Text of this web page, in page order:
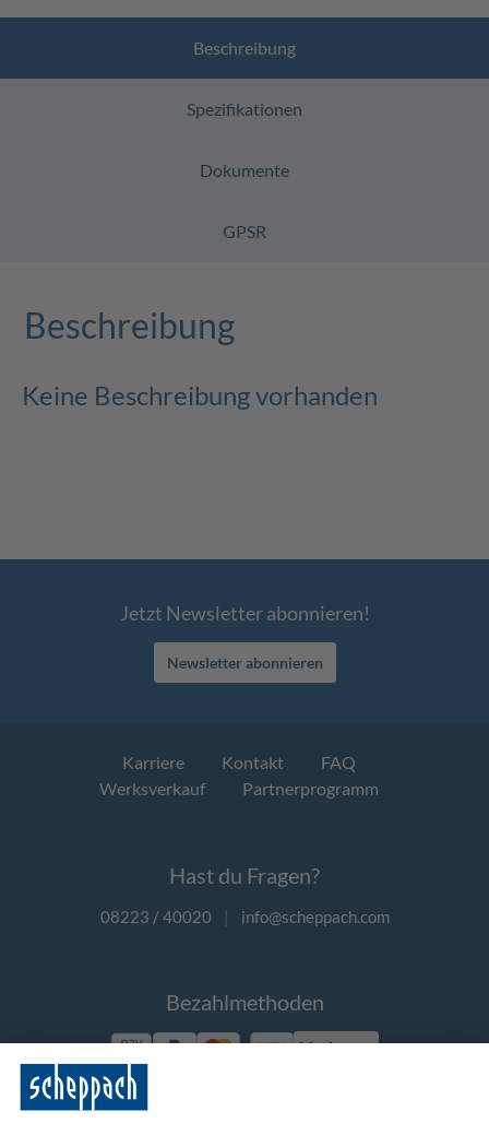
Beschreibung
Spezifikationen
Dokumente
GPSR
Beschreibung
Keine Beschreibung vorhanden
Jetzt Newsletter abonnieren!
Newsletter abonnieren
Karriere Kontakt
FAQ
Werksverkauf
Partnerprogramm
Hast du Fragen?
08223 / 40020 | info@scheppach.com
Bezahlmethoden
Vorkasse